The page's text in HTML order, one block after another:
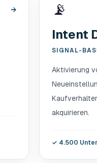
→ 📡
Intent
SIGNAL-
Aktivierung
akquirieren.
✓ 4.500